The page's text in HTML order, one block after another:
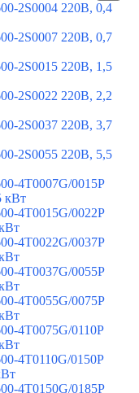
2S0004 220В, 0,4
2S0007 220В, 0,7
2S0015 220В, 1,5
2S0022 220В, 2,2
2S0037 220В, 3,7
2S0055 220В, 5,5
4T0007G/0015P
кВт
4T0015G/0022P
4T0022G/0037P
4T0037G/0055P
4T0055G/0075P
4T0075G/0110P
4T0110G/0150P
4T0150G/0185P